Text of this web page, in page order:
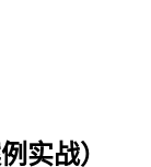
实战）